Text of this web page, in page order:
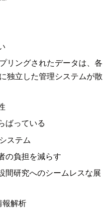
リングされたデータは、各
独立した管理システムが散
ばっている
ステム
の負担を減らす
間研究へのシームレスな展
解析